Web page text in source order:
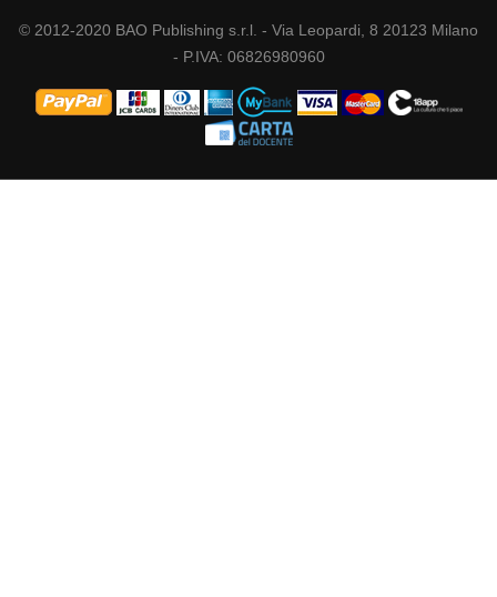
© 2012-2020 BAO Publishing s.r.l. - Via Leopardi, 8 20123 Milano
- P.IVA: 06826980960